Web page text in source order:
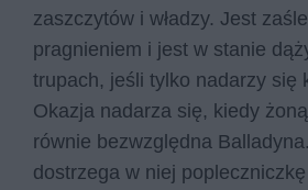
zaszczytów i władzy. Jest
pragnieniem i jest w stanie
trupach, jeśli tylko nadarzy się
Okazja nadarza się, kiedy żoną
równie bezwzględna
dostrzega w niej